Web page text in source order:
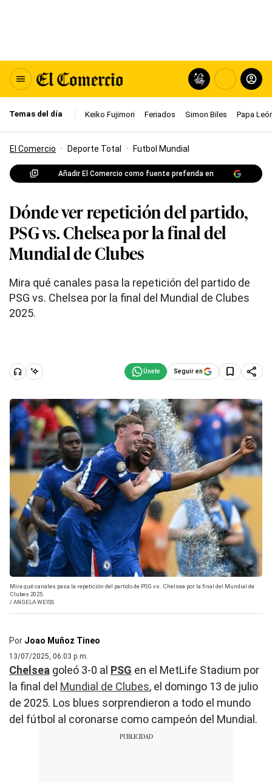
Temas del día Keiko Fujimori Feriados Simon Biles Papa
El Comercio · Deporte Total · Futbol Mundial
Añadir El Comercio como fuente preferida en
Dónde ver repetición del partido,
PSG vs. Chelsea por la final del
Mundial de Clubes
Mira qué canales pasa la repetición del partido de
PSG vs. Chelsea por la final del Mundial de Clubes
2025.
Seguir en
Mira qué canales pasa la repetición del partido de PSG vs. Chelsea por la final del Mundial de
Clubes 2025.
/ANGELA WEISS
Por Joao Muñoz Tineo
13/07/2025, 06:03 p.m.
Chelsea goleó 3-0 al PSG en el MetLife Stadium por
la final del Mundial de Clubes, el domingo 13 de julio
de 2025. Los blues sorprendieron a todo el mundo
del fútbol al coronarse como campeón del Mundial.